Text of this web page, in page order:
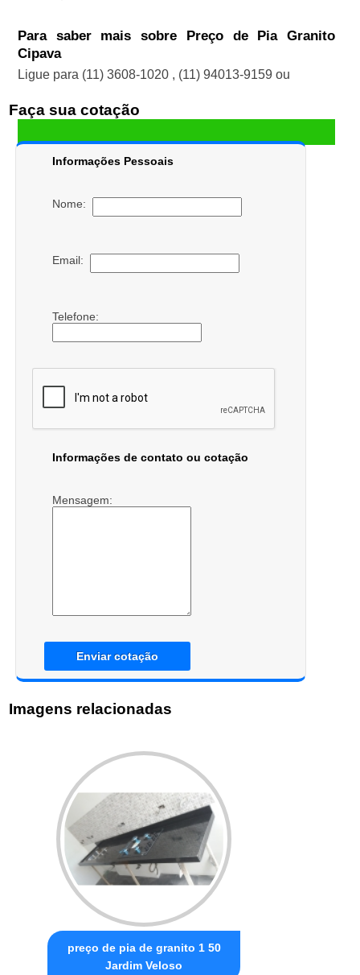
Para saber mais sobre Preço de Pia Granito
Cipava
Ligue para (11) 3608-1020 , (11) 94013-9159 ou
Faça sua cotação
Informações Pessoais
Nome:
Email:
Telefone:
Informações de contato ou cotação
Mensagem:
Enviar cotação
Imagens relacionadas
preço de pia de granito 1 50
Jardim Veloso